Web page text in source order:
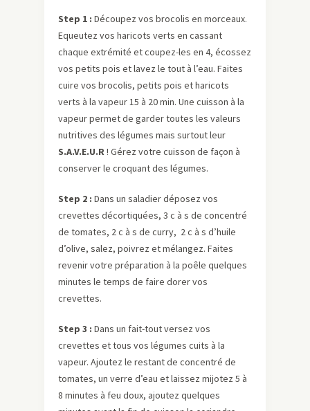
Step 1 : Découpez vos brocolis en morceaux.
Equeutez vos haricots verts en cassant
chaque extrémité et coupez-les en 4, écossez
vos petits pois et lavez le tout à l’eau. Faites
cuire vos brocolis, petits pois et haricots
verts à la vapeur 15 à 20 min. Une cuisson à la
vapeur permet de garder toutes les valeurs
nutritives des légumes mais surtout leur
S.A.V.E.U.R! Gérez votre cuisson de façon à
conserver le croquant des légumes.
Step 2 : Dans un saladier déposez vos
crevettes décortiquées, 3 c à s de concentré
de tomates, 2 c à s de curry, 2 c à s d’huile
d’olive, salez, poivrez et mélangez. Faites
revenir votre préparation à la poêle quelques
minutes le temps de faire dorer vos
crevettes.
Step 3 : Dans un fait-tout versez vos
crevettes et tous vos légumes cuits à la
vapeur. Ajoutez le restant de concentré de
tomates, un verre d’eau et laissez mijotez 5 à
8 minutes à feu doux, ajoutez quelques